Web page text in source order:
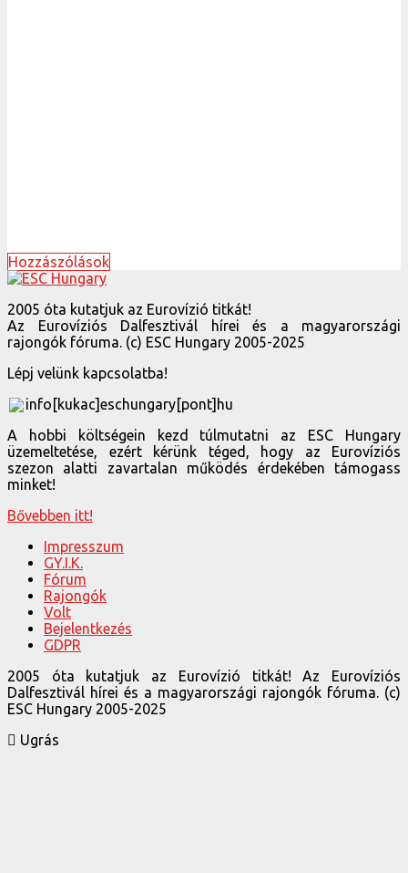
Hozzászólások
2005 óta kutatjuk az Eurovízió titkát!
Az Eurovíziós Dalfesztivál hírei és a magyarországi
rajongók fóruma. (c) ESC Hungary 2005-2025
Lépj velünk kapcsolatba!
info[kukac]eschungary[pont]hu
A hobbi költségein kezd túlmutatni az ESC Hungary
üzemeltetése, ezért kérünk téged, hogy az Eurovíziós
szezon alatti zavartalan működés érdekében támogass
minket!
Bővebben itt!
Impresszum
GY.I.K.
Fórum
Rajongók
Volt
Bejelentkezés
GDPR
2005 óta kutatjuk az Eurovízió titkát! Az Eurovíziós
Dalfesztivál hírei és a magyarországi rajongók fóruma. (c)
ESC Hungary 2005-2025
Ugrás